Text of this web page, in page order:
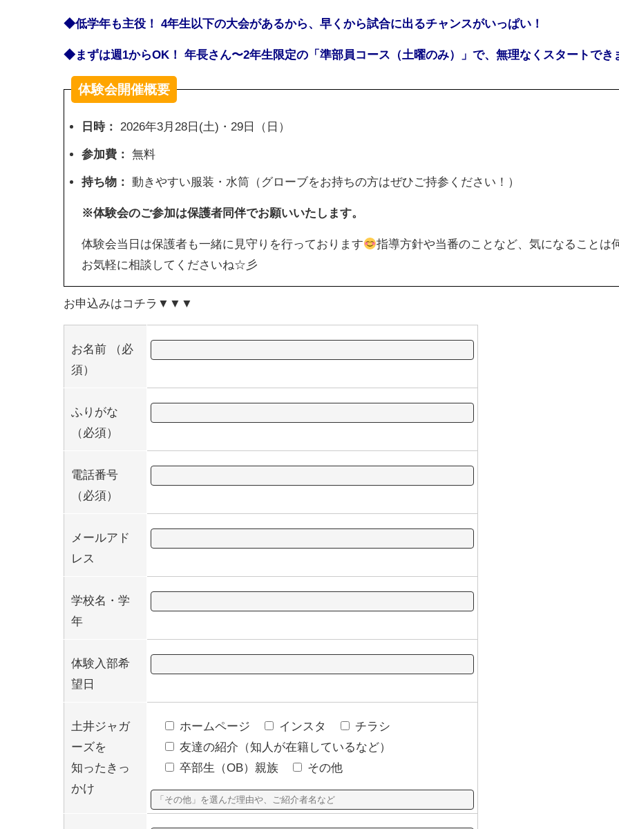
◆低学年も主役！ 4年生以下の大会があるから、早くから試合に出るチャンスがいっぱい！
◆まずは週1からOK！ 年長さん〜2年生限定の「準部員コース（土曜のみ）」で、無理なくスタートでき
体験会開催概要
日時： 2026年3月28日(土)・29日（日）
参加費： 無料
持ち物： 動きやすい服装・水筒（グローブをお持ちの方はぜひご持参ください！）
※体験会のご参加は保護者同伴でお願いいたします。
体験会当日は保護者も一緒に見守りを行っております
指導方針や当番のことなど、気になることは
お気軽に相談してくださいね☆彡
お申込みはコチラ▼▼▼
お名前
（必
須）
ふりがな
（必須）
電話番号
（必須）
メールアド
レス
学校名・学
年
体験入部希
望日
土井ジャガ
ーズを
知ったきっ
かけ
ホームページ インスタ
チラシ
友達の紹介（知人が在籍しているなど）
卒部生（OB）親族
その他